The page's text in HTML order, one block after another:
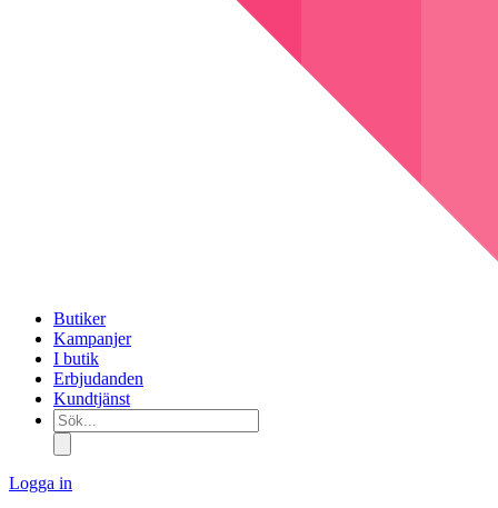
Butiker
Kampanjer
I butik
Erbjudanden
Kundtjänst
Sök...
Logga in